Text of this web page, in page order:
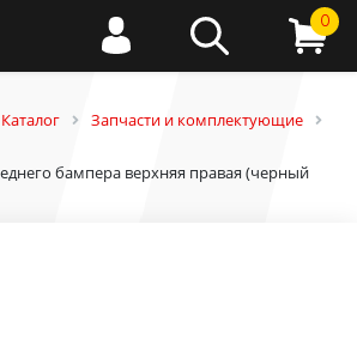
0
Каталог
Запчасти и комплектующие
бампера верхняя правая (черный